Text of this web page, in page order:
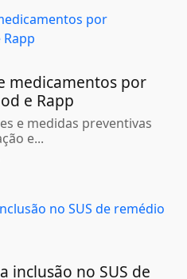
medicamentos por
e Rapp
e medidas preventivas
e...
inclusão no SUS de